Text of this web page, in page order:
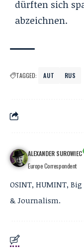
dürften sich
abzeichnen.
TAGGED: AUT RUS
ALEXANDER SUROWIEC
Europe Correspondent
OSINT, HUMINT,
& Journalism.